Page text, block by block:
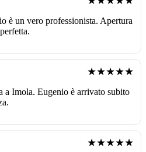
è un vero professionista. Apertura
★★★★★
a Imola. Eugenio è arrivato subito
★★★★★